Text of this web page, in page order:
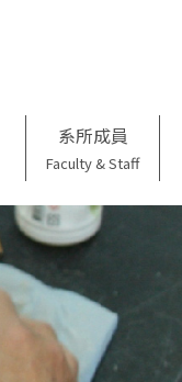
系所成員
Faculty & Staff